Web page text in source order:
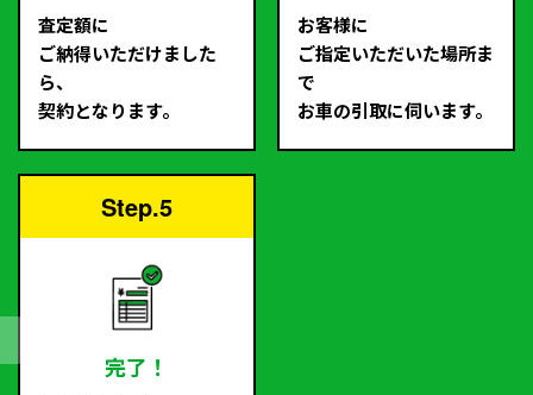
査定額に
ご納得いただけました
ら、
契約となります。
お客様に
ご指定いただいた場所ま
で
お車の引取に伺います。
Step.5
完了！